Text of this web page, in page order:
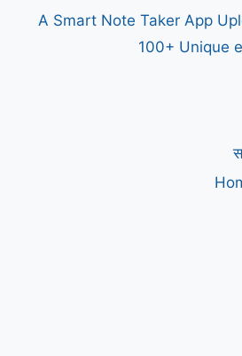
A Smart Note Taker App
100+ Unique